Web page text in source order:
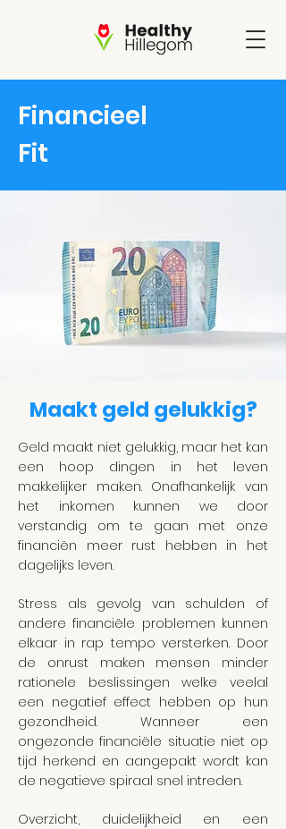
Financi​eel
Fit
Maakt geld gelukkig?
Geld maakt niet gelukkig, maar het kan
een hoop dingen in het leven
makkelijker maken. Onafhankelijk van
het inkomen kunnen we door
verstandig om te gaan met onze
financiën meer rust hebben in het
dagelijks leven.
Stress als gevolg van schulden of
andere financiële problemen kunnen
elkaar in rap tempo versterken. Door
de onrust maken mensen minder
rationele beslissingen welke veelal
een negatief effect hebben op hun
gezondheid. Wanneer een
ongezonde financiële situatie niet op
tijd herkend en aangepakt wordt kan
de negatieve spiraal snel intreden.
Overzicht, duidelijkheid en een